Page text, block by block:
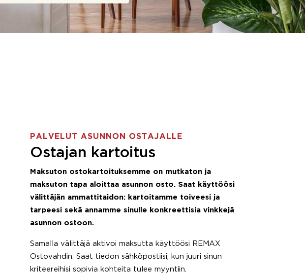
PALVELUT ASUNNON OSTAJALLE
Ostajan kartoitus
Maksuton ostokartoituksemme on mutkaton ja
maksuton tapa aloittaa asunnon osto. Saat käyttöösi
välittäjän ammattitaidon: kartoitamme toiveesi ja
tarpeesi sekä annamme sinulle konkreettisia vinkkejä
asunnon ostoon.
Samalla välittäjä aktivoi maksutta käyttöösi REMAX
Ostovahdin. Saat tiedon sähköpostiisi, kun juuri sinun
kriteereihisi sopivia kohteita tulee myyntiin.